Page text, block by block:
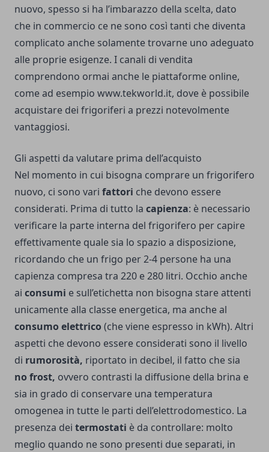
nuovo, spesso si ha l’imbarazzo della scelta, dato
che in commercio ce ne sono così tanti che diventa
complicato anche solamente trovarne uno adeguato
alle proprie esigenze. I canali di vendita
comprendono ormai anche le piattaforme online,
come ad esempio www.tekworld.it, dove è possibile
acquistare dei frigoriferi a prezzi notevolmente
vantaggiosi.
Gli aspetti da valutare prima dell’acquisto
Nel momento in cui bisogna comprare un frigorifero
nuovo, ci sono vari fattori che devono essere
considerati. Prima di tutto la capienza: è necessario
verificare la parte interna del frigorifero per capire
effettivamente quale sia lo spazio a disposizione,
ricordando che un frigo per 2-4 persone ha una
capienza compresa tra 220 e 280 litri. Occhio anche
ai consumi e sull’etichetta non bisogna stare attenti
unicamente alla classe energetica, ma anche al
consumo elettrico (che viene espresso in kWh). Altri
aspetti che devono essere considerati sono il livello
di rumorosità, riportato in decibel, il fatto che sia
no frost, ovvero contrasti la diffusione della brina e
sia in grado di conservare una temperatura
omogenea in tutte le parti dell’elettrodomestico. La
presenza dei termostati è da controllare: molto
meglio quando ne sono presenti due separati, in